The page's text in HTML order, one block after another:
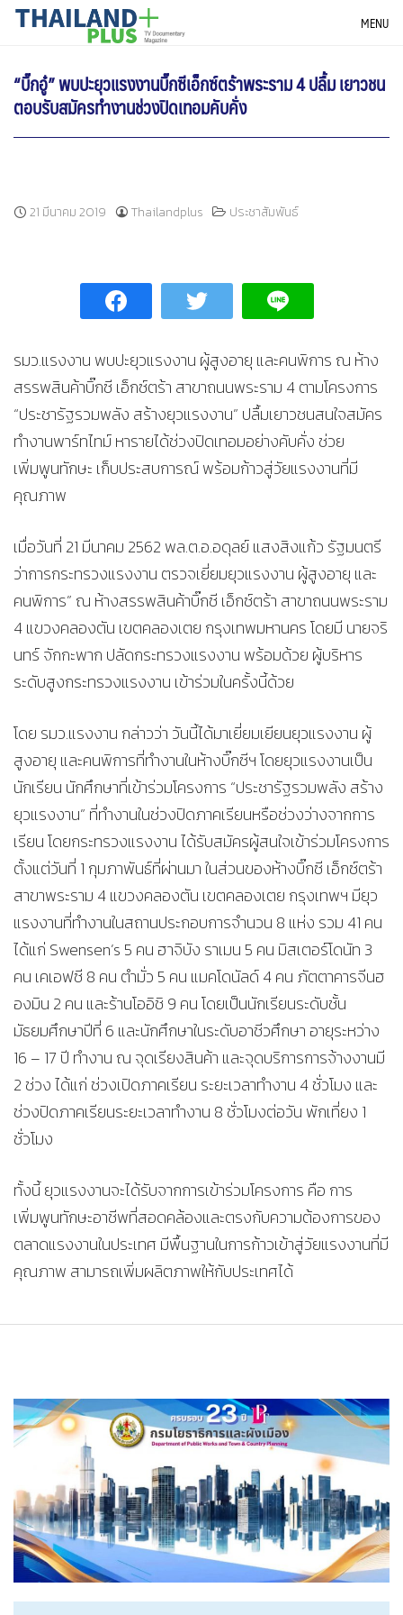
SkipTHAILANDPLUS NEWS MENU
“บิ๊กอู๋” พบปะยุวแรงงานบิ๊กซีเอ็กซ์ตร้าพระราม 4 ปลื้ม เยาวชน
ตอบรับสมัครทำงานช่วงปิดเทอมคับคั่ง
21 มีนาคม 2019 Thailandplus ประชาสัมพันธ์
รมว.แรงงาน พบปะยุวแรงงาน ผู้สูงอายุ และคนพิการ ณ ห้าง
สรรพสินค้าบิ๊กซี เอ็กซ์ตร้า สาขาถนนพระราม 4 ตามโครงการ
“ประชารัฐรวมพลัง สร้างยุวแรงงาน” ปลื้มเยาวชนสนใจสมัคร
ทำงานพาร์ทไทม์ หารายได้ช่วงปิดเทอมอย่างคับคั่ง ช่วย
เพิ่มพูนทักษะ เก็บประสบการณ์ พร้อมก้าวสู่วัยแรงงานที่มี
คุณภาพ
เมื่อวันที่ 21 มีนาคม 2562 พล.ต.อ.อดุลย์ แสงสิงแก้ว รัฐมนตรี
ว่าการกระทรวงแรงงาน ตรวจเยี่ยมยุวแรงงาน ผู้สูงอายุ และ
คนพิการ” ณ ห้างสรรพสินค้าบิ๊กซี เอ็กซ์ตร้า สาขาถนนพระราม
4 แขวงคลองตัน เขตคลองเตย กรุงเทพมหานคร โดยมี นายจริ
นทร์ จักกะพาก ปลัดกระทรวงแรงงาน พร้อมด้วย ผู้บริหาร
ระดับสูงกระทรวงแรงงาน เข้าร่วมในครั้งนี้ด้วย
โดย รมว.แรงงาน กล่าวว่า วันนี้ได้มาเยี่ยมเยียนยุวแรงงาน ผู้
สูงอายุ และคนพิการที่ทำงานในห้างบิ๊กซีฯ โดยยุวแรงงานเป็น
นักเรียน นักศึกษาที่เข้าร่วมโครงการ “ประชารัฐรวมพลัง สร้าง
ยุวแรงงาน” ที่ทำงานในช่วงปิดภาคเรียนหรือช่วงว่างจากการ
เรียน โดยกระทรวงแรงงาน ได้รับสมัครผู้สนใจเข้าร่วมโครงการ
ตั้งแต่วันที่ 1 กุมภาพันธ์ที่ผ่านมา ในส่วนของห้างบิ๊กซี เอ็กซ์ตร้า
สาขาพระราม 4 แขวงคลองตัน เขตคลองเตย กรุงเทพฯ มียุว
แรงงานที่ทำงานในสถานประกอบการจำนวน 8 แห่ง รวม 41 คน
ได้แก่ Swensen’s 5 คน ฮาจิบัง ราเมน 5 คน มิสเตอร์โดนัท 3
คน เคเอฟซี 8 คน ตำมั่ว 5 คน แมคโดนัลด์ 4 คน ภัตตาคารจีนฮ
องมิน 2 คน และร้านโออิชิ 9 คน โดยเป็นนักเรียนระดับชั้น
มัธยมศึกษาปีที่ 6 และนักศึกษาในระดับอาชีวศึกษา อายุระหว่าง
16 – 17 ปี ทำงาน ณ จุดเรียงสินค้า และจุดบริการการจ้างงานมี
2 ช่วง ได้แก่ ช่วงเปิดภาคเรียน ระยะเวลาทำงาน 4 ชั่วโมง และ
ช่วงปิดภาคเรียนระยะเวลาทำงาน 8 ชั่วโมงต่อวัน พักเที่ยง 1
ชั่วโมง
ทั้งนี้ ยุวแรงงานจะได้รับจากการเข้าร่วมโครงการ คือ การ
เพิ่มพูนทักษะอาชีพที่สอดคล้องและตรงกับความต้องการของ
ตลาดแรงงานในประเทศ มีพื้นฐานในการก้าวเข้าสู่วัยแรงงานที่มี
คุณภาพ สามารถเพิ่มผลิตภาพให้กับประเทศได้